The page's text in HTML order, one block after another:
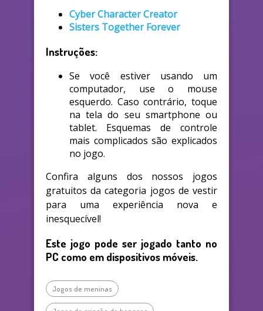
Cyber Character Creator
Sisters Together Forever
Instruções:
Se você estiver usando um
computador, use o mouse
esquerdo. Caso contrário, toque
na tela do seu smartphone ou
tablet. Esquemas de controle
mais complicados são explicados
no jogo.
Confira alguns dos nossos jogos
gratuitos da categoria jogos de vestir
para uma experiência nova e
inesquecível!
Este jogo pode ser jogado tanto no
PC como em dispositivos móveis.
Jogos de meninas